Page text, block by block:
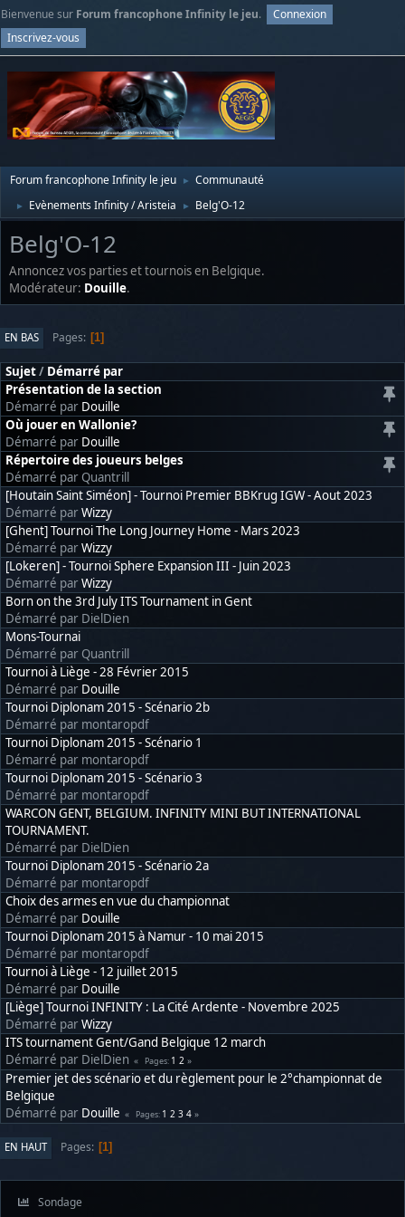
Bienvenue sur Forum francophone Infinity le jeu.
Connexion
Inscrivez-vous
Forum francophone Infinity le jeu ► Communauté
► Evènements Infinity / Aristeia ► Belg'O-12
Belg'O-12
Annoncez vos parties et tournois en Belgique.
Modérateur: Douille.
EN BAS Pages 1
Sujet/ Démarré par
Présentation de la section
Démarré par Douille
Où jouer en Wallonie?
Démarré par Douille
Répertoire des joueurs belges
Démarré par Quantrill
[Houtain Saint Siméon] - Tournoi Premier BBKrug IGW - Aout 2023
Démarré parWizzy
[Ghent] Tournoi The Long Journey Home - Mars 2023
Démarré parWizzy
[Lokeren] - Tournoi Sphere Expansion III - Juin 2023
Démarré parWizzy
Born on the 3rd July ITS Tournament in Gent
Démarré par DielDien
Mons-Tournai
Démarré par Quantrill
Tournoi à Liège - 28 Février 2015
Démarré par Douille
Tournoi Diplonam 2015 - Scénario 2b
Démarré par montaropdf
Tournoi Diplonam 2015 - Scénario 1
Démarré par montaropdf
Tournoi Diplonam 2015 - Scénario 3
Démarré par montaropdf
WARCON GENT, BELGIUM. INFINITY MINI BUT INTERNATIONAL
TOURNAMENT.
Démarré par DielDien
Tournoi Diplonam 2015 - Scénario 2a
Démarré par montaropdf
Choix des armes en vue du championnat
Démarré par Douille
Tournoi Diplonam 2015 à Namur - 10 mai 2015
Démarré par montaropdf
Tournoi à Liège - 12 juillet 2015
Démarré par Douille
[Liège] Tournoi INFINITY : La Cité Ardente - Novembre 2025
Démarré parWizzy
ITS tournament Gent/Gand Belgique 12 march
Démarré par DielDien
Pages 1 2
Premier jet des scénario et du règlement pour le 2°championnat de
Belgique
Démarré par Douille Pages 1 2 3 4
EN HAUT Pages 1
Sondage